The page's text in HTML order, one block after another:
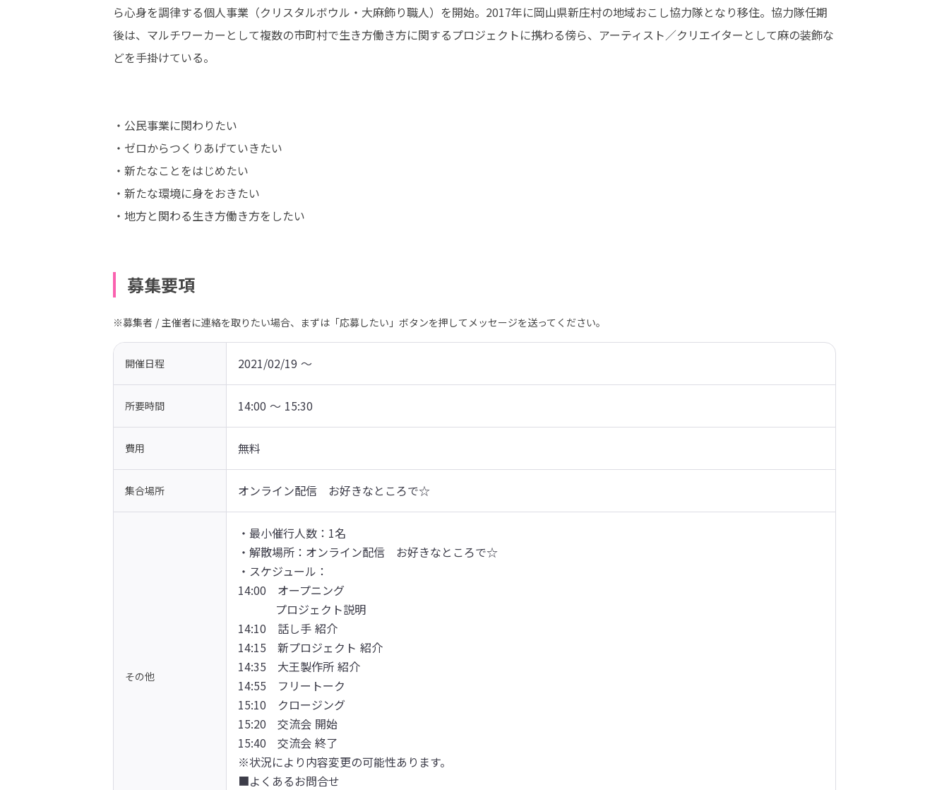
ら心身を調律する個人事業（クリスタルボウル・大麻飾り職人）を開始。2017年に岡山県新庄村の地域おこし協力隊となり移住。協力隊任期
後は、マルチワーカーとして複数の市町村で生き方働き方に関するプロジェクトに携わる傍ら、アーティスト／クリエイターとして麻の装飾な
どを手掛けている。
・公民事業に関わりたい
・ゼロからつくりあげていきたい
・新たなことをはじめたい
・新たな環境に身をおきたい
・地方と関わる生き方働き方をしたい
募集要項
※募集者 / 主催者に連絡を取りたい場合、まずは「応募したい」ボタンを押してメッセージを送ってください。
開催日程 2021/02/19 〜
所要時間 14:00 〜 15:30
費用 無料
集合場所 オンライン配信　お好きなところで☆
その他
・最小催行人数：1名
・解散場所：オンライン配信　お好きなところで☆
・スケジュール：
14:00　オープニング
プロジェクト説明
14:10　話し手 紹介
14:15　新プロジェクト 紹介
14:35　大王製作所 紹介
14:55　フリートーク
15:10　クロージング
15:20　交流会 開始
15:40　交流会 終了
※状況により内容変更の可能性あります。
■よくあるお問合せ